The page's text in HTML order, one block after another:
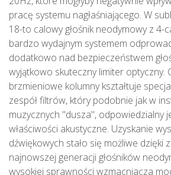
pracę systemu nagłaśniającego. W
18-to calowy głośnik neodymowy z 4-
bardzo wydajnym systemem
dodatkowo nad bezpieczeństwem
wyjątkowo skuteczny limiter optyczny.
brzmieniowe kolumny kształtuje
zespół filtrów, który podobnie jak w
muzycznych "dusza", odpowiedzialny
właściwości akustyczne. Uzyskanie
dźwiękowych stało się możliwe dzięki
najnowszej generacji głośników
wysokiej sprawności wzmacniacza